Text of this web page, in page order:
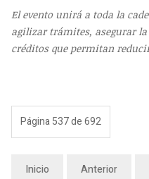
El evento unirá a toda la
agilizar trámites, asegurar
créditos que permitan
Página 537 de 692
Inicio Anterior